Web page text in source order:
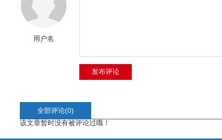
用户名
全部评论(0)
该文章暂时没有被评论过哦！